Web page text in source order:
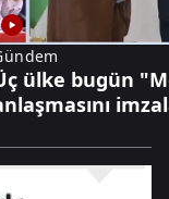
ülke bugün